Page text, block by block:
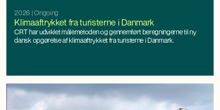
2026 | Ongoing
Klimaaftrykket fra turisterne i Danmark
CRT har udviklet målemetoden og gennemført beregningerne til ny
dansk opgørelse af klimaaftrykket fra turisterne i Danmark.